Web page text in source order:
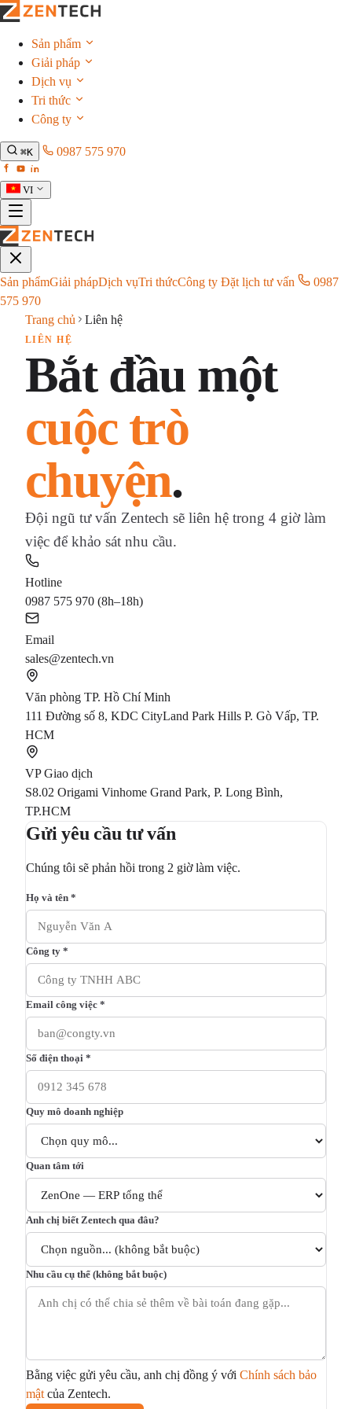
Sản phẩm
Giải pháp
Dịch vụ
Tri thức
Công ty
⌘K 0987 575 970
VI
Sản phẩmGiải phápDịch vụTri thứcCông ty Đặt lịch tư vấn
0987
575 970
Trang chủ
Liên hệ
LIÊN HỆ
Bắt đầu một
cuộc trò
chuyện.
Đội ngũ tư vấn Zentech sẽ liên hệ trong 4 giờ làm
việc để khảo sát nhu cầu.
Hotline
0987 575 970 (8h–18h)
Email
sales@zentech.vn
Văn phòng TP. Hồ Chí Minh
111 Đường số 8, KDC CityLand Park Hills P. Gò Vấp, TP.
HCM
VP Giao dịch
S8.02 Origami Vinhome Grand Park, P. Long Bình,
TP.HCM
Gửi yêu cầu tư vấn
Chúng tôi sẽ phản hồi trong 2 giờ làm việc.
Họ và tên *
Công ty *
Email công việc *
Số điện thoại *
Quy mô doanh nghiệp
Quan tâm tới
Anh chị biết Zentech qua đâu?
Nhu cầu cụ thể (không bắt buộc)
Bằng việc gửi yêu cầu, anh chị đồng ý với Chính sách bảo
mật của Zentech.